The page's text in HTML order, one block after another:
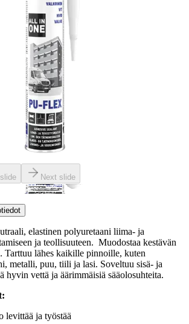
Next slide
elastinen polyuretaani liima- ja
ja teollisuuteen. Muodostaa kestävän
Tarttuu lähes kaikille pinnoille, kuten
metalli, puu, tiili ja lasi. Soveltuu sisä- ja
hyvin vettä ja äärimmäisiä sääolosuhteita.
levittää ja työstää